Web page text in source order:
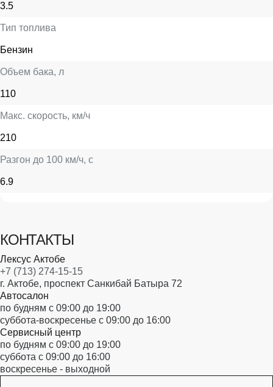
3.5
Тип топлива
Бензин
Объем бака, л
110
Макс. скорость, км/ч
210
Разгон до 100 км/ч, с
6.9
КОНТАКТЫ
Лексус Актобе
+7 (713) 274-15-15
г. Актобе, проспект Санкибай Батыра 72
Автосалон
по будням с 09:00 до 19:00
суббота-воскресенье с 09:00 до 16:00
Сервисный центр
по будням с 09:00 до 19:00
суббота с 09:00 до 16:00
воскресенье - выходной